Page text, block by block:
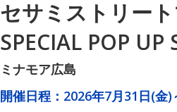
セサミストリー
SPECIAL POP UP
ミナモア広島
開催日程： 2026年7月31日(金)